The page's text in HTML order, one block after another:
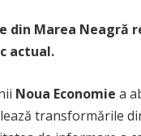
din Marea
actual.
Noua Economie a
transformările